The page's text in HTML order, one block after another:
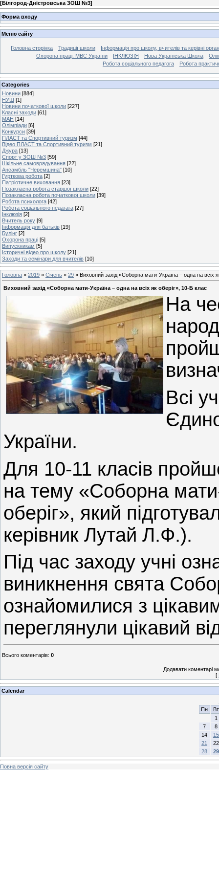
[Білгород-Дністровська ЗОШ №3]
Форма входу
Меню сайту
Головна сторінка Традиції школи
Інформація про школу, вчителів та керівні
Охорона праці. МВС України
ІНКЛЮЗІЯ Нова Українська Школа
Робота соціального педагога
Робота
Categories
Новини [884]
НУШ [1]
Новини початкової школи [227]
Класні заходи [61]
МАН [14]
Олімпіади [6]
Конкурси [39]
ПЛАСТ та Спортивний туризм [44]
Відео ПЛАСТ та Спортивний туризм [21]
Джура [13]
Спорт у ЗОШ №3 [59]
Шкільне самоврядування [22]
Ансамбль "Черемшина" [10]
Гурткова робота [2]
Патріотичне виховання [23]
Позакласна робота старшої школи [22]
Позакласна робота початкової школи [39]
Робота психолога [42]
Робота соціального педагага [27]
Інклюзія [2]
Вчитель року [9]
Інформація для батьків [19]
Булінг [2]
Охорона праці [5]
Випускникам [5]
Історичні відео про школу [21]
Заходи та семінари для вчителів [10]
Головна » 2019 » Січень » 29 » Виховний захід «Соборна мати-Україна – одна на всіх
Виховний захід «Соборна мати-Україна – одна на всіх як оберіг», 10-Б клас
На
Всі
України.
Для 10-11 класів
на тему «Соборна
оберіг», який
керівник Лутай Л.Ф.).
Під час заходу учні
виникнення свята
ознайомилися з
переглянули цікавий
Всього коментарів: 0
Додавати коментарі
[
Calendar
Пн
Вт
1
7
8
14
15
21
22
28
29
Повна версія сайту